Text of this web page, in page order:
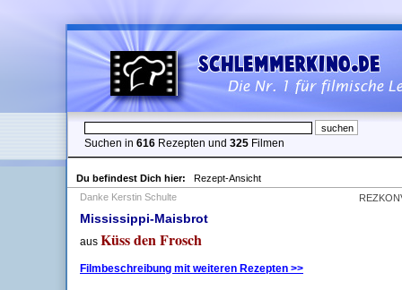
Suchen in 616 Rezepten und 325 Filmen
Du befindest Dich hier:
Rezept-Ansicht
Danke Kerstin Schulte
Mississippi-Maisbrot
aus Küss den Frosch
Filmbeschreibung mit weiteren Rezepten >>